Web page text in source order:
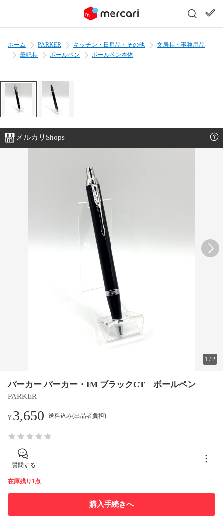
ホーム PARKER キッチン・日用品・その他
文房具・事務用品
筆記具
ボールペン ボールペン本体
メルカリShops
1 /2
パーカー パーカー・IM ブラックCT ボールペン
PARKER
¥3,650 送料込み(出品者負担)
質問する
在庫残り1点
購入手続きへ